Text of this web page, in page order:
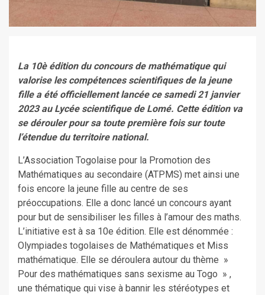
La 10è édition du concours de mathématique qui
valorise les compétences scientifiques de la jeune
fille a été officiellement lancée ce samedi 21 janvier
2023 au Lycée scientifique de Lomé. Cette édition va
se dérouler pour sa toute première fois sur toute
l’étendue du territoire national.
L’Association Togolaise pour la Promotion des
Mathématiques au secondaire (ATPMS) met ainsi une
fois encore la jeune fille au centre de ses
préoccupations. Elle a donc lancé un concours ayant
pour but de sensibiliser les filles à l’amour des maths.
L’initiative est à sa 10e édition. Elle est dénommée :
Olympiades togolaises de Mathématiques et Miss
mathématique. Elle se déroulera autour du thème »
Pour des mathématiques sans sexisme au Togo » ,
une thématique qui vise à bannir les stéréotypes et